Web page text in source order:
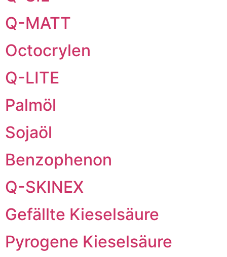
Q-MATT
Octocrylen
Q-LITE
Palmöl
Sojaöl
Benzophenon
Q-SKINEX
Gefällte Kieselsäure
Pyrogene Kieselsäure